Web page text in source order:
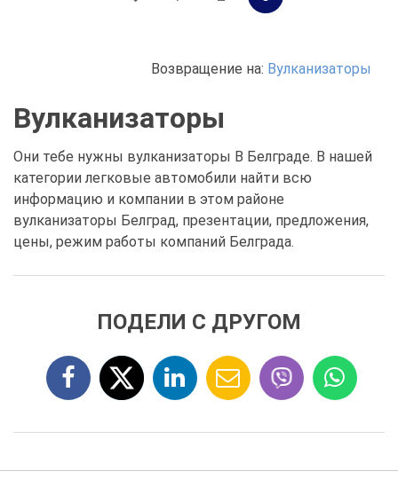
Возвращение на: Вулканизаторы
Вулканизаторы
Они тебе нужны вулканизаторы В Белграде. В нашей
категории легковые автомобили найти всю
информацию и компании в этом районе
вулканизаторы Белград, презентации, предложения,
цены, режим работы компаний Белграда.
ПОДЕЛИ С ДРУГОМ